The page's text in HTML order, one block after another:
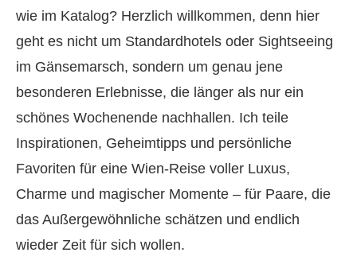
wie im Katalog? Herzlich willkommen, denn hier
geht es nicht um Standardhotels oder Sightseeing
im Gänsemarsch, sondern um genau jene
besonderen Erlebnisse, die länger als nur ein
schönes Wochenende nachhallen. Ich teile
Inspirationen, Geheimtipps und persönliche
Favoriten für eine Wien-Reise voller Luxus,
Charme und magischer Momente – für Paare, die
das Außergewöhnliche schätzen und endlich
wieder Zeit für sich wollen.